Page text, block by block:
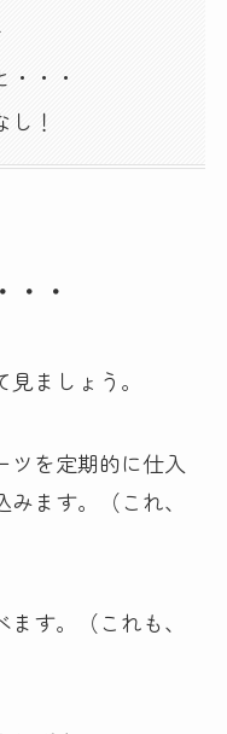
・・
！
・・
ましょう。
ツを定期的に仕入
ます。（これ、
す。（これも、